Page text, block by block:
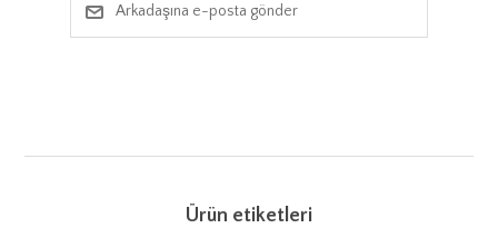
Arkadaşına e-posta gönder
Ürün etiketleri